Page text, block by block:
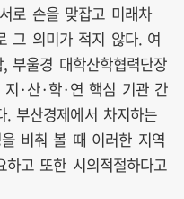
로 손을 맞잡고 미래차
그 의미가 적지 않다. 여
부울경 대학산학협력단장
·산·학·연 핵심 기관 간
부산경제에서 차지하는
비춰 볼 때 이러한 지역
고 또한 시의적절하다고